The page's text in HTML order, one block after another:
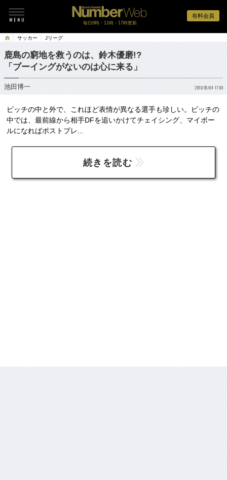
有料会員
毎日6時・11時・17時更新
サッカー Jリーグ
鹿島の窮地を救うのは、鈴木優磨!?
「ブーイングがないのは心に来る」
池田博一 2018/05/04 17:00
ピッチの中と外で、これほど表情が異なる選手も珍しい。ピッチの
中では、最前線から相手DFを追いかけてチェイシング、マイボー
ルになればポストプレ...
続きを読む